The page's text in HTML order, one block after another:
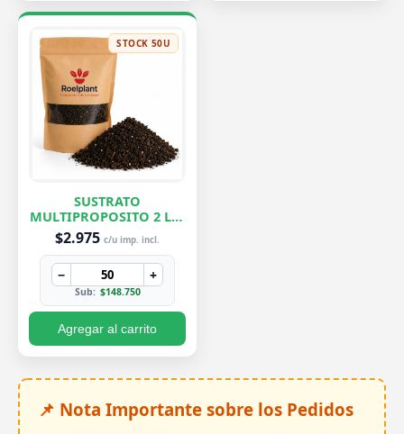
STOCK 50U
SUSTRATO
MULTIPROPOSITO 2 LTS
ROELPLANT
$2.975 c/u imp. incl.
− +
Sub: $148.750
Agregar al carrito
📌 Nota Importante sobre los Pedidos